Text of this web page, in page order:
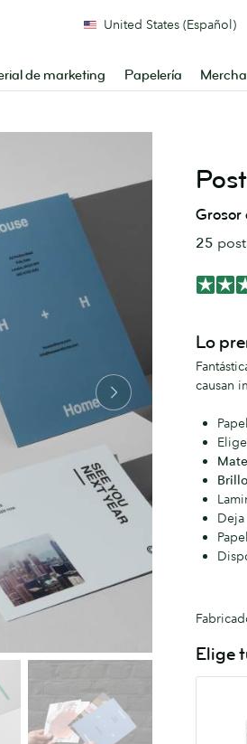
de marketing Papelería
United States (Español)
Grosor
25
Lo
causan
Elige